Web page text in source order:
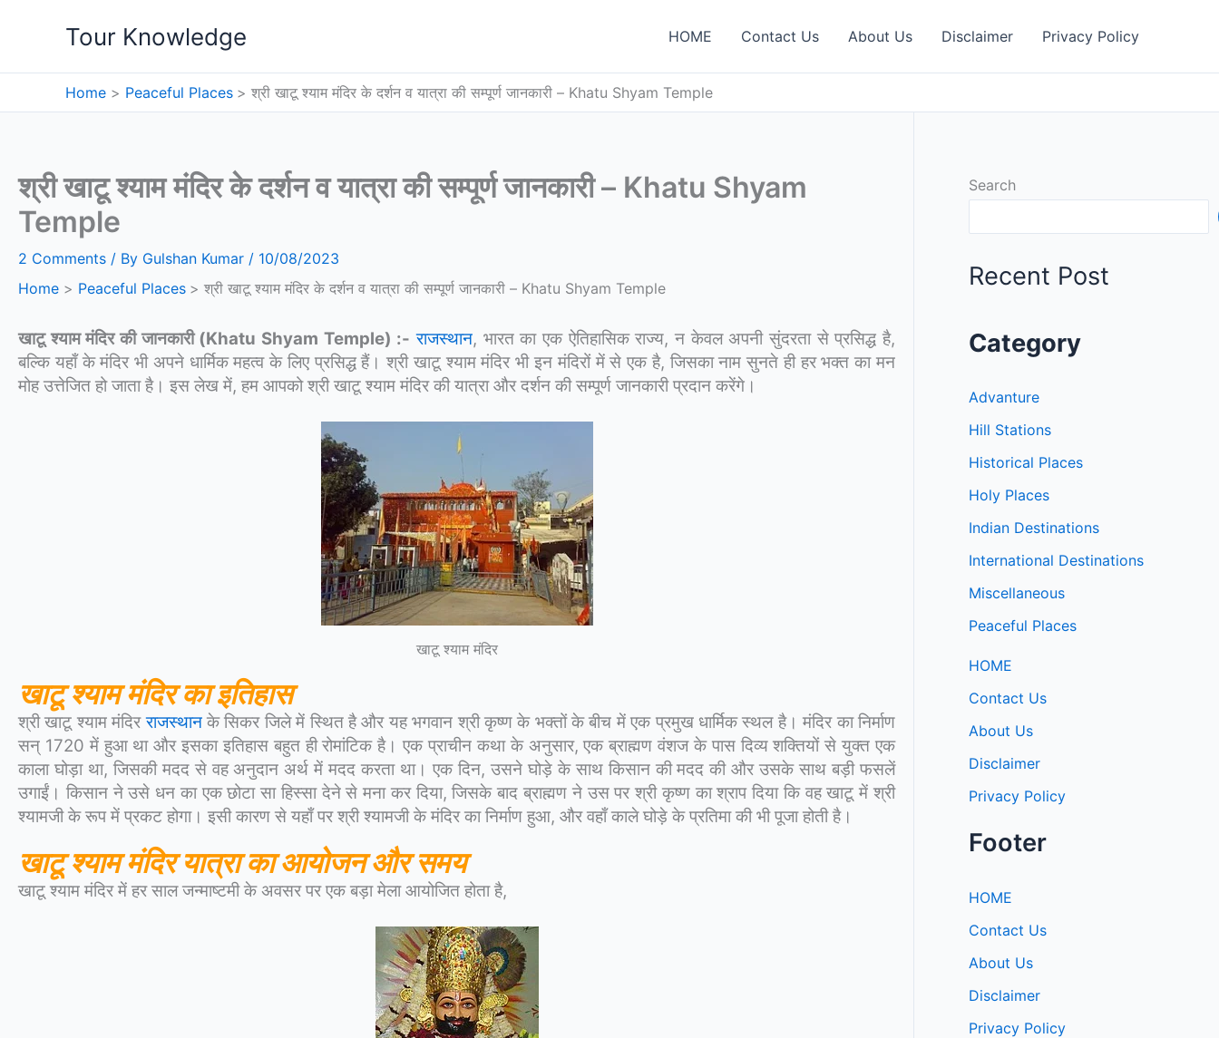
Tour Knowledge HOME Contact Us About Us Disclaimer Privacy Policy
Home Peaceful Places श्री खाटू श्याम मंदिर के दर्शन व यात्रा की सम्पूर्ण जानकारी – Khatu Shyam Temple
श्री खाटू श्याम मंदिर के दर्शन व यात्रा की सम्पूर्ण जानकारी – Khatu Shyam
Temple
2 Comments / By Gulshan Kumar / 10/08/2023
Home
Peaceful Places श्री खाटू श्याम मंदिर के दर्शन व यात्रा की सम्पूर्ण जानकारी – Khatu Shyam Temple
खाटू श्याम मंदिर की जानकारी (Khatu Shyam Temple) :- राजस्थान, भारत का एक ऐतिहासिक राज्य, न केवल अपनी सुंदरता से प्रसिद्ध है,
बल्कि यहाँ के मंदिर भी अपने धार्मिक महत्व के लिए प्रसिद्ध हैं। श्री खाटू श्याम मंदिर भी इन मंदिरों में से एक है, जिसका नाम सुनते ही हर भक्त का मन
मोह उत्तेजित हो जाता है। इस लेख में, हम आपको श्री खाटू श्याम मंदिर की यात्रा और दर्शन की सम्पूर्ण जानकारी प्रदान करेंगे।
खाटू श्याम मंदिर
खाटू श्याम मंदिर का इतिहास
श्री खाटू श्याम मंदिरराजस्थानके सिकर जिले में स्थित है और यह भगवान श्री कृष्ण के भक्तों के बीच में एक प्रमुख धार्मिक स्थल है। मंदिर का निर्माण
सन् 1720 में हुआ था और इसका इतिहास बहुत ही रोमांटिक है। एक प्राचीन कथा के अनुसार, एक ब्राह्मण वंशज के पास दिव्य शक्तियों से युक्त एक
काला घोड़ा था, जिसकी मदद से वह अनुदान अर्थ में मदद करता था। एक दिन, उसने घोड़े के साथ किसान की मदद की और उसके साथ बड़ी फसलें
उगाईं। किसान ने उसे धन का एक छोटा सा हिस्सा देने से मना कर दिया, जिसके बाद ब्राह्मण ने उस पर श्री कृष्ण का श्राप दिया कि वह खाटू में श्री
श्यामजी के रूप में प्रकट होगा। इसी कारण से यहाँ पर श्री श्यामजी के मंदिर का निर्माण हुआ, और वहाँ काले घोड़े के प्रतिमा की भी पूजा होती है।
खाटू श्याम मंदिरयात्रा का आयोजन और समय
खाटू श्याम मंदिर में हर साल जन्माष्टमी के अवसर पर एक बड़ा मेला आयोजित होता है,
Search
Recent Post
Category
Advanture
Hill Stations
Historical Places
Holy Places
Indian Destinations
International Destinations
Miscellaneous
Peaceful Places
HOME
Contact Us
About Us
Disclaimer
Privacy Policy
Footer
HOME
Contact Us
About Us
Disclaimer
Privacy Policy